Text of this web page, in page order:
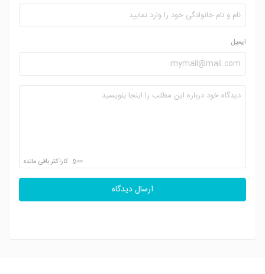
ایمیل
500 کاراکتر باقی مانده
ارسال دیدگاه